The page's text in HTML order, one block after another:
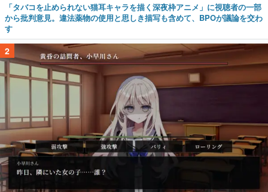
「タバコを止められない猫耳キャラを描く深夜枠アニメ」に視聴者の一部
から批判意見。違法薬物の使用と思しき描写も含めて、BPOが議論を交わ
す
2